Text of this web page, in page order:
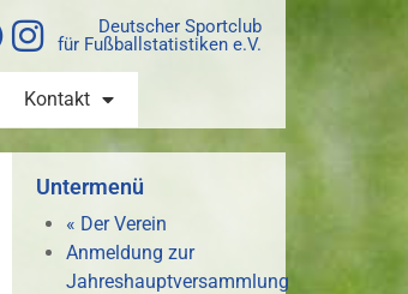
Deutscher Sportclub
für Fußballstatistiken e.V.
Kontakt
Untermenü
« Der Verein
Anmeldung zur
Jahreshauptversammlung